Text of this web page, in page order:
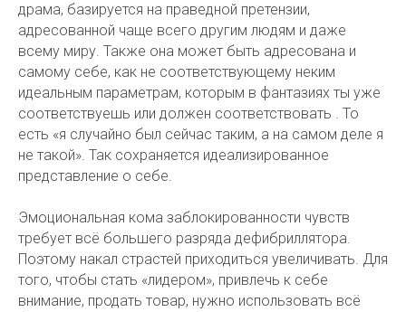
драма, базируется на праведной претензии,
адресованной чаще всего другим людям и даже
всему миру. Также она может быть адресована и
самому себе, как не соответствующему неким
идеальным параметрам, которым в фантазиях ты уже
соответствуешь или должен соответствовать . То
есть «я случайно был сейчас таким, а на самом деле я
не такой». Так сохраняется идеализированное
представление о себе.
Эмоциональная кома заблокированности чувств
требует всё большего разряда дефибриллятора.
Поэтому накал страстей приходиться увеличивать. Для
того, чтобы стать «лидером», привлечь к себе
внимание, продать товар, нужно использовать всё